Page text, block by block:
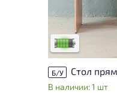
У товара
следы
удобство его
Низкая степень
Б/У
В наличии: 1 шт